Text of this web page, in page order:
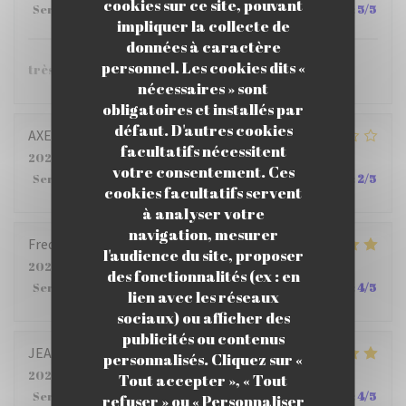
cookies sur ce site, pouvant
impliquer la collecte de
données à caractère
personnel. Les cookies dits «
nécessaires » sont
obligatoires et installés par
défaut. D'autres cookies
facultatifs nécessitent
votre consentement. Ces
cookies facultatifs servent
à analyser votre
navigation, mesurer
l'audience du site, proposer
des fonctionnalités (ex : en
lien avec les réseaux
sociaux) ou afficher des
publicités ou contenus
personnalisés. Cliquez sur «
Tout accepter », « Tout
refuser » ou « Personnaliser
Service
Ambiance:5/5 Cuisine :5/5 Qualité / Prix 5/5
très bien.
AXELLE
2026-07-22
- 12:15 - Couverts 4
Service
Ambiance:3/5 Cuisine:4/5 Qualité / Prix 2/5
Frederic
2026-07-23
- 12:00 - Couverts 5
Service
Ambiance:5/5 Cuisine: 4/5 Qualité / Prix 4/5
JEAN PHILIPPE
2026-07-23
- 12:15 - Couverts 6
Service
/5 Ambiance 5/5 Cuisine:5/5 Qualité / Prix 4/5